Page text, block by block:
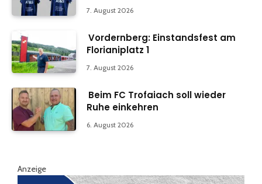
7. August 2026
Vordernberg: Einstandsfest am
Florianiplatz 1
7. August 2026
Beim FC Trofaiach soll wieder
Ruhe einkehren
6. August 2026
Anzeige